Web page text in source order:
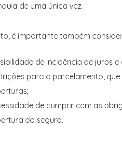
de uma única vez.
é importante também
de incidência de juros
para o parcelamento,
de cumprir com as
do seguro.